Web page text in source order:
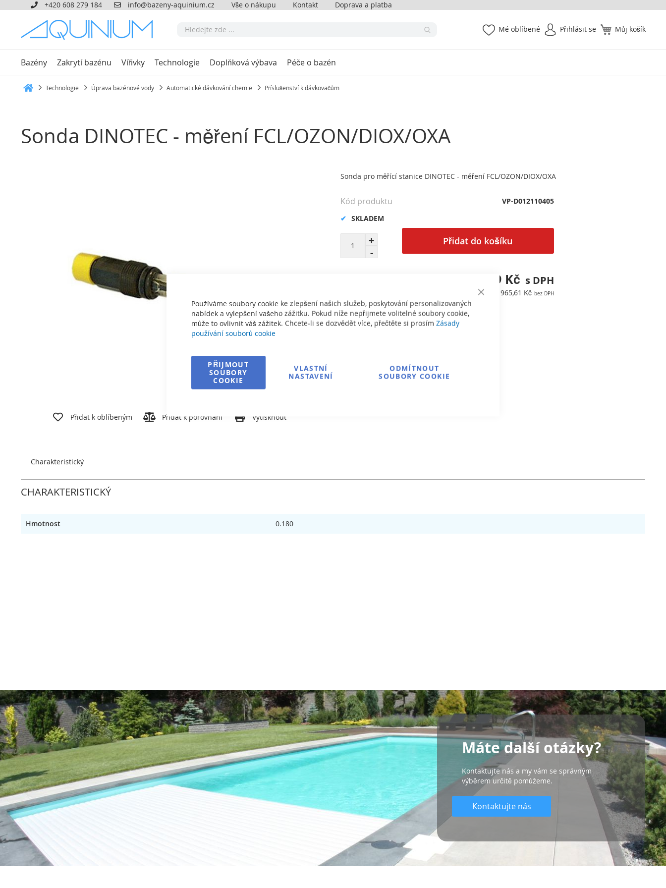
Close
Používáme soubory cookie ke zlepšení našich služeb, poskytování personalizovaných
nabídek a vylepšení vašeho zážitku. Pokud níže nepřijmete volitelné soubory cookie,
může to ovlivnit váš zážitek. Chcete-li se dozvědět více, přečtěte si prosím Zásady
používání souborů cookie
PŘIJMOUT
SOUBORY
COOKIE
VLASTNÍ
NASTAVENÍ
ODMÍTNOUT
SOUBORY COOKIE
+420 608 279 184 info@bazeny-aquinium.cz Vše o nákupu Kontakt Doprava a platba
Můj košík
Mé oblíbené Přihlásit se
Bazény Zakrytí bazénu Vířivky Technologie Doplňková výbava Péče o bazén
Technologie Úprava bazénové vody Automatické dávkování chemie Příslušenství k dávkovačům
Sonda DINOTEC - měření FCL/OZON/DIOX/OXA
Přidat k oblíbeným Přidat k porovnání Vytisknout
Sonda pro měřící stanice DINOTEC - měření FCL/OZON/DIOX/OXA
Přidat do košíku
7 218,39 Kč
5 965,61 Kč
SKLADEM
Kód produktu VP-D012110405
Informace o dopravě
Charakteristický
CHARAKTERISTICKÝ
Hmotnost 0.180
Máte další otázky?
Kontaktujte nás a my vám se správným
výběrem určitě pomůžeme.
Kontaktujte nás